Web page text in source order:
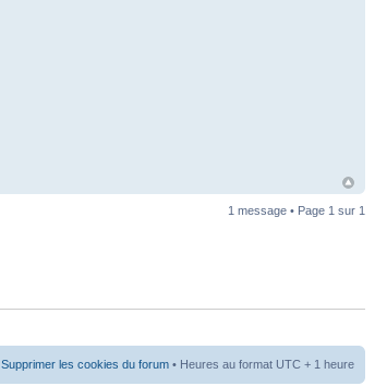
1 message • Page 1 sur 1
Supprimer les cookies du forum • Heures au format UTC + 1 heure